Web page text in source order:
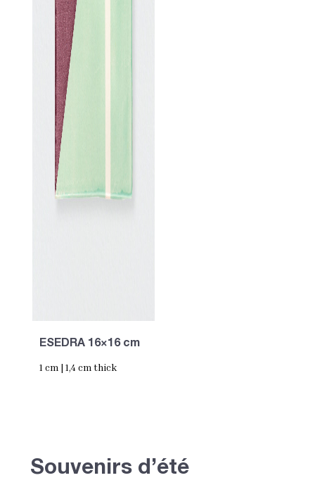
ESEDRA 16×16 cm
1 cm | 1,4 cm thick
Souvenirs d’été